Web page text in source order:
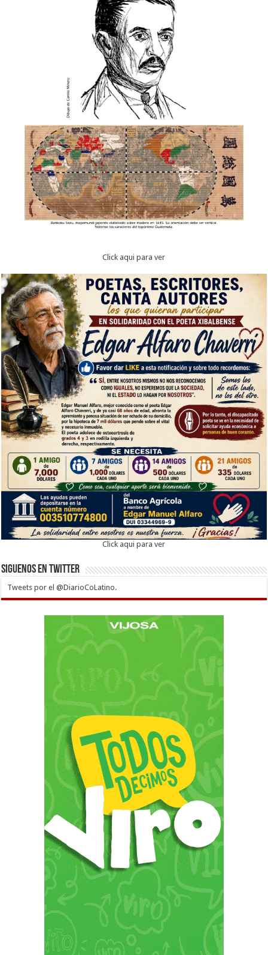
Click aqui para ver
Click aqui para ver
Siguenos en twitter
Tweets por el @DiarioCoLatino.